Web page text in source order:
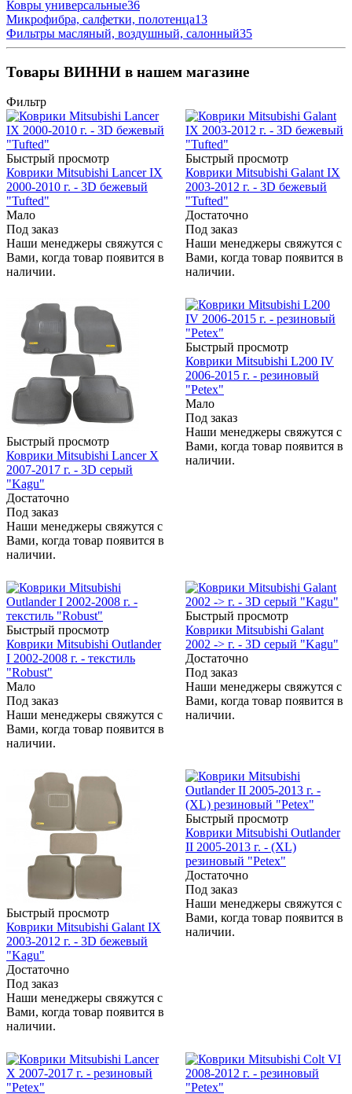
Ковры универсальные36
Микрофибра, салфетки, полотенца13
Фильтры масляный, воздушный, салонный35
Товары ВИННИ в нашем магазине
Фильтр
Быстрый просмотр
Коврики Mitsubishi Lancer IX
2000-2010 г. - 3D бежевый
"Tufted"
Мало
Под заказ
Наши менеджеры свяжутся с
Вами, когда товар появится в
наличии.
Быстрый просмотр
Коврики Mitsubishi Galant IX
2003-2012 г. - 3D бежевый
"Tufted"
Достаточно
Под заказ
Наши менеджеры свяжутся с
Вами, когда товар появится в
наличии.
Быстрый просмотр
Коврики Mitsubishi Lancer X
2007-2017 г. - 3D серый
"Kagu"
Достаточно
Под заказ
Наши менеджеры свяжутся с
Вами, когда товар появится в
наличии.
Быстрый просмотр
Коврики Mitsubishi L200 IV
2006-2015 г. - резиновый
"Petex"
Мало
Под заказ
Наши менеджеры свяжутся с
Вами, когда товар появится в
наличии.
Быстрый просмотр
Коврики Mitsubishi Outlander
I 2002-2008 г. - текстиль
"Robust"
Мало
Под заказ
Наши менеджеры свяжутся с
Вами, когда товар появится в
наличии.
Быстрый просмотр
Коврики Mitsubishi Galant
2002 -> г. - 3D серый "Kagu"
Достаточно
Под заказ
Наши менеджеры свяжутся с
Вами, когда товар появится в
наличии.
Быстрый просмотр
Коврики Mitsubishi Galant IX
2003-2012 г. - 3D бежевый
"Kagu"
Достаточно
Под заказ
Наши менеджеры свяжутся с
Вами, когда товар появится в
наличии.
Быстрый просмотр
Коврики Mitsubishi Outlander
II 2005-2013 г. - (XL)
резиновый "Petex"
Достаточно
Под заказ
Наши менеджеры свяжутся с
Вами, когда товар появится в
наличии.